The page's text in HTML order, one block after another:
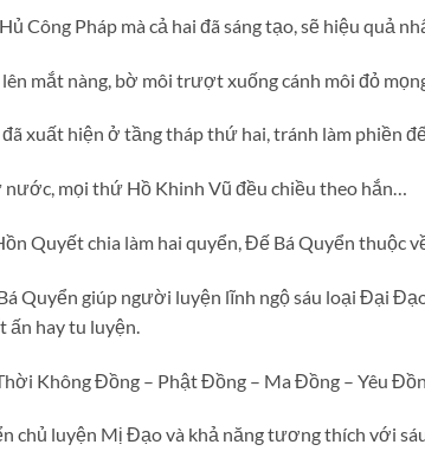
Công Pháp mà cả hai đã sáng tạo, sẽ hiệu quả
mắt nàng, bờ môi trượt xuống cánh môi đỏ
xuất hiện ở tầng tháp thứ hai, tránh làm phiền
mọi thứ Hồ Khinh Vũ đều chiều theo hắn…
Quyết chia làm hai quyển, Đế Bá Quyển thuộc
Quyển giúp người luyện lĩnh ngộ sáu loại Đại
ấn hay tu luyện.
Không Đồng – Phật Đồng – Ma Đồng – Yêu
chủ luyện Mị Đạo và khả năng tương thích với